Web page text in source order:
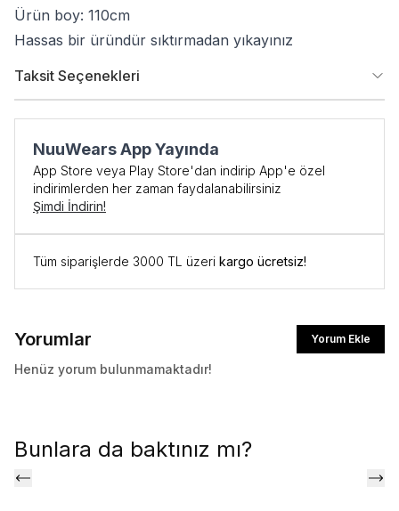
Ürün boy: 110cm
Hassas bir üründür sıktırmadan yıkayınız
Taksit Seçenekleri
NuuWears App Yayında
App Store veya Play Store'dan indirip App'e özel
indirimlerden her zaman faydalanabilirsiniz
Şimdi İndirin!
Tüm siparişlerde 3000 TL üzeri kargo ücretsiz!
Yorumlar Yorum Ekle
Henüz yorum bulunmamaktadır!
Bunlara da baktınız mı?